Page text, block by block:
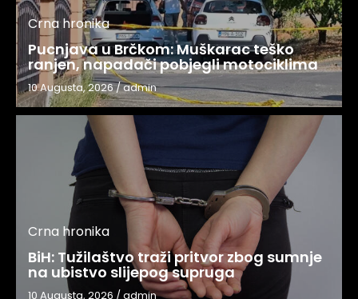
Crna hronika
Pucnjava u Brčkom: Muškarac teško
ranjen, napadači pobjegli motociklima
10 Augusta, 2026/admin
Crna hronika
BiH: Tužilaštvo traži pritvor zbog sumnje
na ubistvo slijepog supruga
10 Augusta, 2026 / admin